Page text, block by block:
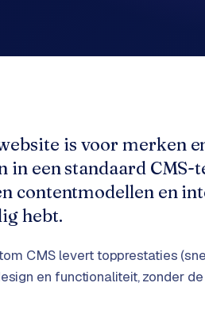
is voor merken
in een standaard CMS-
contentmodellen en
hebt.
CMS levert topprestaties
en functionaliteit, zonder